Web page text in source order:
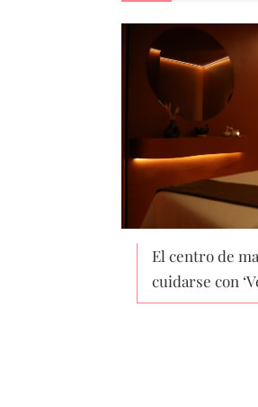
El centro de
cuidarse con